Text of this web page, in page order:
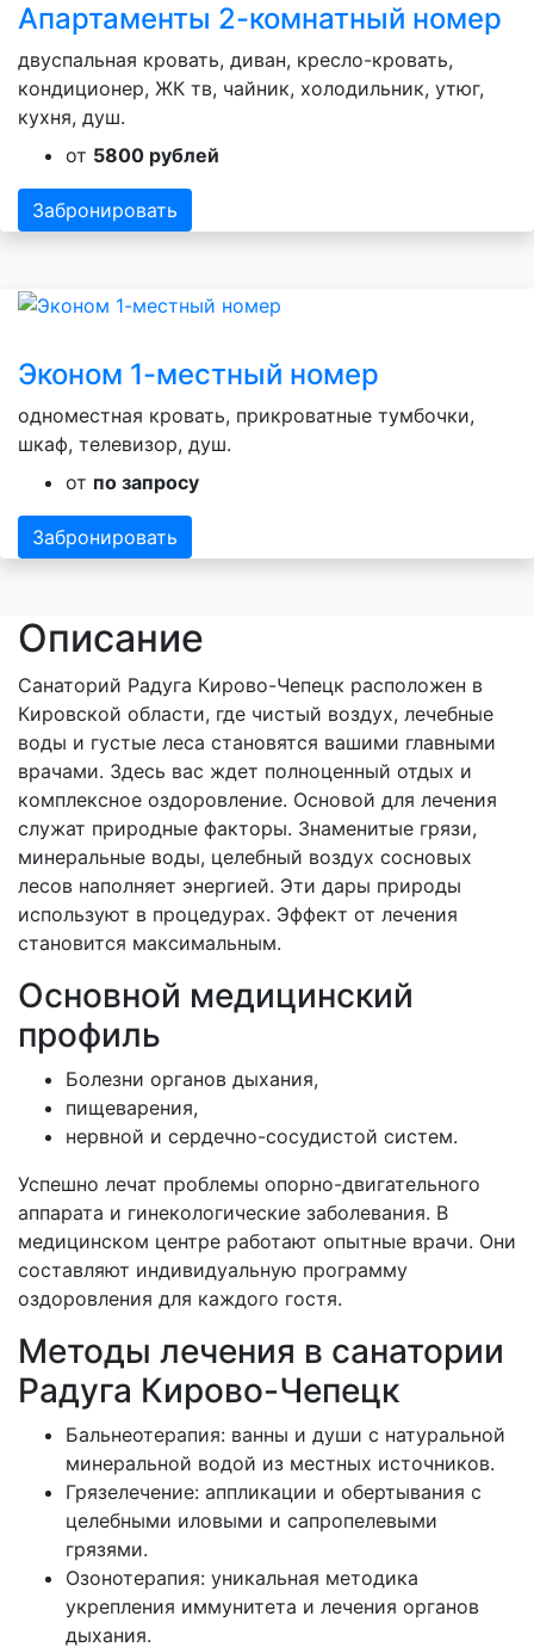
Апартаменты 2-комнатный номер
двуспальная кровать, диван, кресло-кровать,
кондиционер, ЖК тв, чайник, холодильник, утюг,
кухня, душ.
от 5800 рублей
Забронировать
Эконом 1-местный номер
одноместная кровать, прикроватные тумбочки,
шкаф, телевизор, душ.
от по запросу
Забронировать
Описание
Санаторий Радуга Кирово-Чепецк расположен в
Кировской области, где чистый воздух, лечебные
воды и густые леса становятся вашими главными
врачами. Здесь вас ждет полноценный отдых и
комплексное оздоровление. Основой для лечения
служат природные факторы. Знаменитые грязи,
минеральные воды, целебный воздух сосновых
лесов наполняет энергией. Эти дары природы
используют в процедурах. Эффект от лечения
становится максимальным.
Основной медицинский
профиль
Болезни органов дыхания,
пищеварения,
нервной и сердечно-сосудистой систем.
Успешно лечат проблемы опорно-двигательного
аппарата и гинекологические заболевания. В
медицинском центре работают опытные врачи. Они
составляют индивидуальную программу
оздоровления для каждого гостя.
Методы лечения в санатории
Радуга Кирово-Чепецк
Бальнеотерапия: ванны и души с натуральной
минеральной водой из местных источников.
Грязелечение: аппликации и обертывания с
целебными иловыми и сапропелевыми
грязями.
Озонотерапия: уникальная методика
укрепления иммунитета и лечения органов
дыхания.